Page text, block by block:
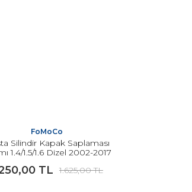
FoMoCo
Silindir Kapak Saplaması
1.4/1.5/1.6 Dizel 2002-2017
TL 1.625,00 TL